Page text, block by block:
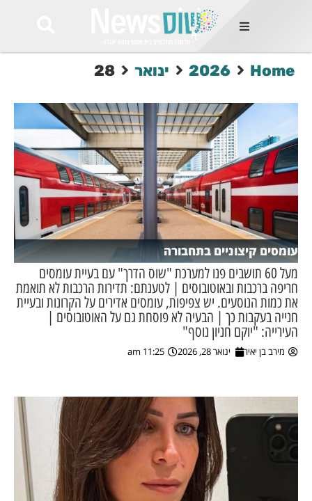
החמות
Et
odio
mauris, wisi
tortor
feugiat
ultricies
Congue
luctus, quam
mi
מסע מלחמה
מקומית
Home
2026 ינואר 28
עומסים קיצוניים בתחבורה
מעל 60 תושבים פנו למערכת "שוס הדרך" עם בעיית עומסים
חריפה ברכבות ובאוטובוסים | לטענתם: תדירות הרכבות לא תואמת
את כמות הנוסעים. יש צפיפות, עומסים אדירים על הקרונות ובעיית
חנייה בעקבות כך | הבעיה לא פוסחת גם על האוטובוסים |
העירייה: "יוקם חניון נוסף"
מירב בן יאיר ינואר 28, 2026 11:25 am